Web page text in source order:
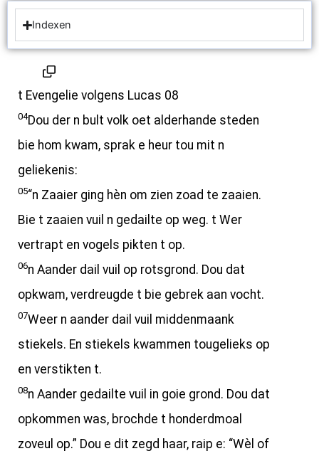
Indexen
t Evengelie volgens Lucas 08
04Dou der n bult volk oet alderhande steden
bie hom kwam, sprak e heur tou mit n
geliekenis:
05“n Zaaier ging hèn om zien zoad te zaaien.
Bie t zaaien vuil n gedailte op weg. t Wer
vertrapt en vogels pikten t op.
06n Aander dail vuil op rotsgrond. Dou dat
opkwam, verdreugde t bie gebrek aan vocht.
07Weer n aander dail vuil middenmaank
stiekels. En stiekels kwammen tougelieks op
en verstikten t.
08n Aander gedailte vuil in goie grond. Dou dat
opkommen was, brochde t honderdmoal
zoveul op.” Dou e dit zegd haar, raip e: “Wèl of